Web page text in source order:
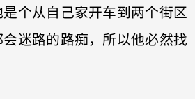
个从自己家开车到两个街区
迷路的路痴，所以他必然找